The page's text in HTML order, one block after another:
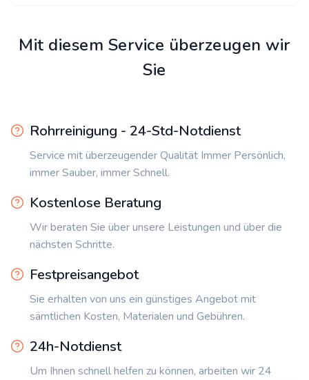
Mit diesem Service überzeugen wir
Sie
Rohrreinigung - 24-Std-Notdienst
Service mit überzeugender Qualität Immer Persönlich,
immer Sauber, immer Schnell.
Kostenlose Beratung
Wir beraten Sie über unsere Leistungen und über die
nächsten Schritte.
Festpreisangebot
Sie erhalten von uns ein günstiges Angebot mit
sämtlichen Kosten, Materialen und Gebühren.
24h-Notdienst
Um Ihnen schnell helfen zu können, arbeiten wir 24